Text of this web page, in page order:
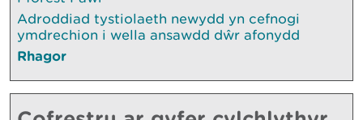
Adroddiad tystiolaeth newydd yn cefnogi
ymdrechion i wella ansawdd dŵr afonydd
Rhagor